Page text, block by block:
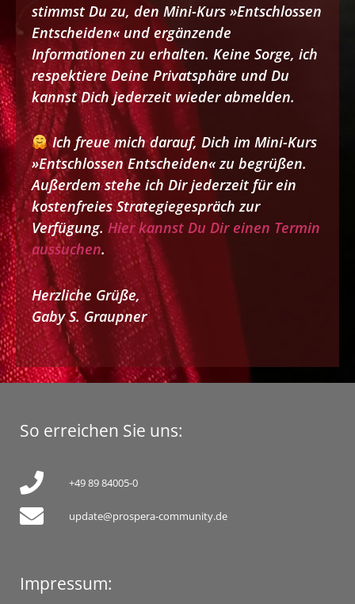
stimmst Du zu, den Mini-Kurs »Entschlossen
Entscheiden« und ergänzende
Informationen zu erhalten. Keine Sorge, ich
respektiere Deine Privatsphäre und Du
kannst Dich jederzeit wieder abmelden.
Ich freue mich darauf, Dich im Mini-Kurs
»Entschlossen Entscheiden« zu begrüßen.
Außerdem stehe ich Dir jederzeit für ein
kostenfreies Strategiegespräch zur
Verfügung. Hier kannst Du Dir einen Termin
aussuchen.
Herzliche Grüße,
Gaby S. Graupner
So erreichen Sie uns:
+49 89 84005-0
update@prospera-community.de
Impressum: